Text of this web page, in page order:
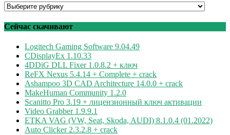
Программы
рубрикам
Сейчас скачивают
Logitech Gaming Software 9.04.49
CDisplayEx 1.10.33
4DDiG DLL Fixer 1.0.8.2 + ключ
ReFX Nexus 5.4.14 + Complete + crack
Ashampoo 3D CAD Architecture 14.0.0 + crack
MakeHuman Community 1.2.0
Scanitto Pro 3.19 + лицензионный ключ активации
Video Grabber 1.9.9.1
ETKA VAG (VW, Seat, Skoda, AUDI) 8.1.0.4 (01.2022)
Auto Clicker 2.3.2.8 + crack